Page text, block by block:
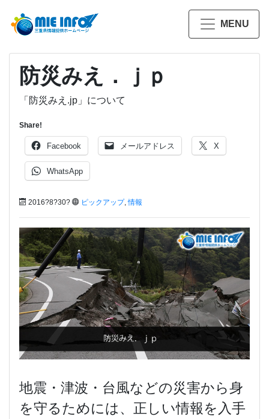
MENU
防災みえ．ｊｐ
「防災みえ.jp」について
Share!
Facebook メールアドレス X
WhatsApp
2016?8?30? ピックアップ,情報
地震・津波・台風などの災害から身
を守るためには、正しい情報を入手